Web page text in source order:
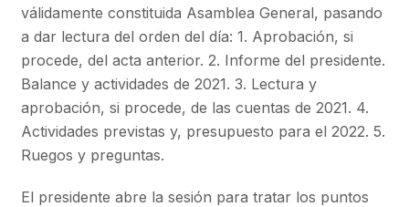
válidamente constituida Asamblea General, pasando
a dar lectura del orden del día: 1. Aprobación, si
procede, del acta anterior. 2. Informe del presidente.
Balance y actividades de 2021. 3. Lectura y
aprobación, si procede, de las cuentas de 2021. 4.
Actividades previstas y, presupuesto para el 2022. 5.
Ruegos y preguntas.
El presidente abre la sesión para tratar los puntos